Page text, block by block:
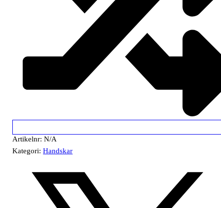
Artikelnr:N/A
Kategori:Handskar